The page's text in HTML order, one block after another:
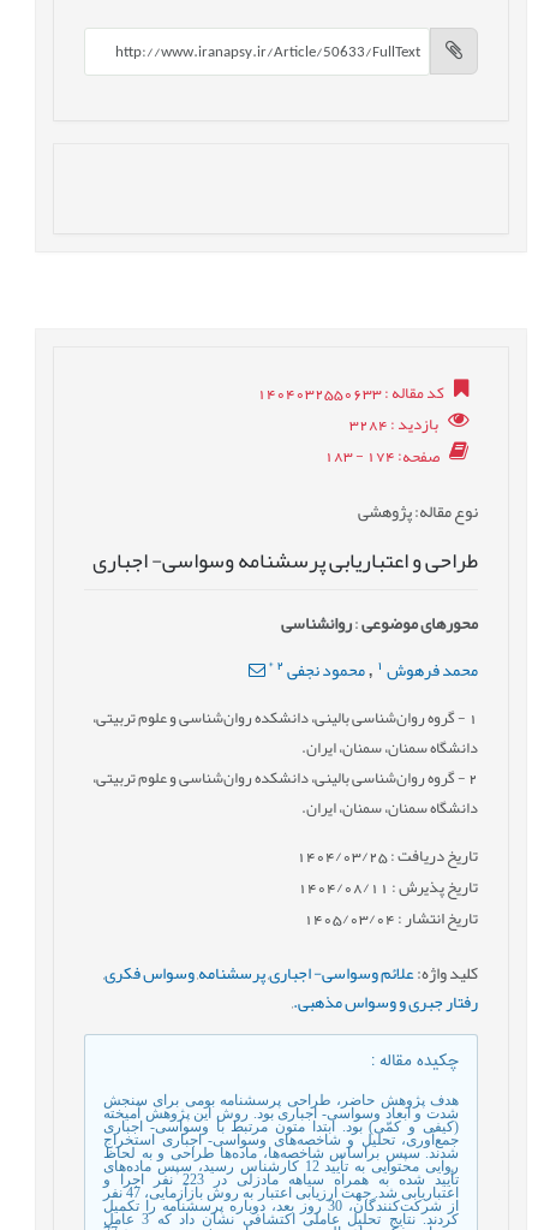
کد مقاله: 1404032550633
بازدید: 3284
صفحه: 174 - 183
نوع مقاله: پژوهشی
طراحی و اعتباریابی پرسشنامه وسواسی- اجباری
محورهای موضوعی:روانشناسی
محمد فرهوش , محمود نجفی 2
*
- گروه روان‌شناسی بالینی، دانشکده روان‌شناسی و علوم تربیتی،
دانشگاه سمنان، سمنان، ایران.
2- گروه روان‌شناسی بالینی، دانشکده روان‌شناسی و علوم تربیتی،
دانشگاه سمنان، سمنان، ایران.
تاریخ دریافت : 1404/03/25
تاریخ پذیرش : 1404/08/11
تاریخ انتشار : 1405/03/04
کلید واژه:علائم وسواسی- اجباری,پرسشنامه,وسواس فکری,
رفتار جبری و وسواس مذهبی.,
چکیده مقاله:
هدف پژوهش حاضر، طراحی پرسشنامه بومی برای سنجش
شدت و ابعاد وسواسی- اجباری بود. روش این پژوهش آمیخته
(کیفی و کمّی) بود. ابتدا متون مرتبط با وسواسی- اجباری
جمع‌آوری، تحلیل و شاخصه‌های وسواسی- اجباری استخراج
شدند. سپس ‌براساس شاخصه‌ها، ‌‌ماده‌ها طراحی و به لحاظ
روایی محتوایی به تأیید 12 کارشناس رسید، سپس ‌‌ماده‌های
تأیید شده به همراه سیاهه مادزلی در 223 نفر اجرا و
اعتباریابی شد. جهت ارزیابی ‌اعتبار به روش بازآزمایی، 47 نفر
از شرکت‌کنندگان، 30 روز بعد، دوباره پرسشنامه را تکمیل
کردند. نتایج تحلیل عاملی اکتشافی نشان داد که 3 عامل